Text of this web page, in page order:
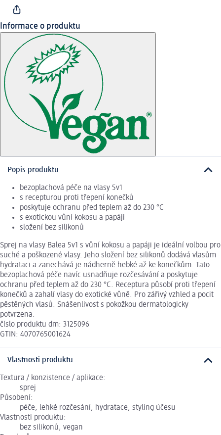
Informace o produktu
Popis produktu
bezoplachová péče na vlasy 5v1
s recepturou proti třepení konečků
poskytuje ochranu před teplem až do 230 °C
s exotickou vůní kokosu a papáji
složení bez silikonů
Sprej na vlasy Balea 5v1 s vůní kokosu a papáji je ideální volbou pro
suché a poškozené vlasy. Jeho složení bez silikonů dodává vlasům
hydrataci a zanechává je nádherně hebké až ke konečkům. Tato
bezoplachová péče navíc usnadňuje rozčesávání a poskytuje
ochranu před teplem až do 230 °C. Receptura působí proti třepení
konečků a zahalí vlasy do exotické vůně. Pro zářivý vzhled a pocit
pěstěných vlasů. Snášenlivost s pokožkou dermatologicky
potvrzena.
číslo produktu dm: 3125096
GTIN: 4070765001624
Vlastnosti produktu
Textura / konzistence / aplikace:
sprej
Působení:
péče, lehké rozčesání, hydratace, styling účesu
Vlastnosti produktu:
bez silikonů, vegan